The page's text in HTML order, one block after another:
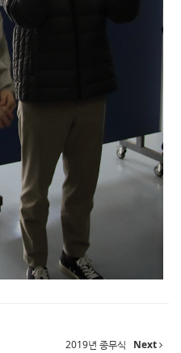
2019년 종무식
Next